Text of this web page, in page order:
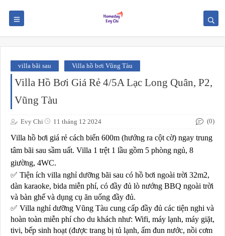
villa bãi sau Villa hồ bơi Vũng Tàu
Villa Hồ Bơi Giá Rẻ 4/5A Lạc Long Quân, P2,
Vũng Tàu
Evy Chi 11 tháng 12 2024 (0)
Villa hồ bơi giá rẻ cách biển 600m (hướng ra cột cờ) ngay trung
tâm bãi sau sầm uất. Villa 1 trệt 1 lầu gồm 5 phòng ngủ, 8
giường, 4WC.
✅ Tiện ích villa nghỉ dưỡng bãi sau có hồ bơi ngoài trời 32m2,
dàn karaoke, bida miễn phí, có đầy đủ lò nướng BBQ ngoài trời
và bàn ghế và dụng cụ ăn uống đầy đủ.
✅ Villa nghỉ dưỡng Vũng Tàu cung cấp đầy đủ các tiện nghi và
hoàn toàn miễn phí cho du khách như: Wifi, máy lạnh, máy giặt,
tivi, bếp sinh hoạt (được trang bị tủ lạnh, ấm đun nước, nồi cơm